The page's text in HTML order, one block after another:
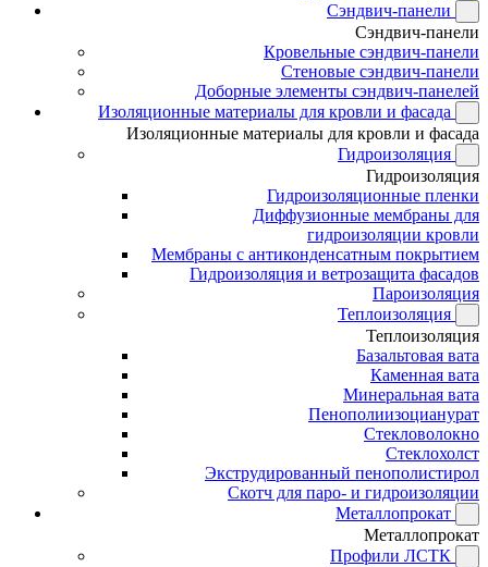
Сэндвич-панели
Сэндвич-панели
Кровельные сэндвич-панели
Стеновые сэндвич-панели
Доборные элементы сэндвич-панелей
Изоляционные материалы для кровли и фасада
Изоляционные материалы для кровли и фасада
Гидроизоляция
Гидроизоляция
Гидроизоляционные пленки
Диффузионные мембраны для
гидроизоляции кровли
Мембраны с антиконденсатным покрытием
Гидроизоляция и ветрозащита фасадов
Пароизоляция
Теплоизоляция
Теплоизоляция
Базальтовая вата
Каменная вата
Минеральная вата
Пенополиизоцианурат
Стекловолокно
Стеклохолст
Экструдированный пенополистирол
Скотч для паро- и гидроизоляции
Металлопрокат
Металлопрокат
Профили ЛСТК